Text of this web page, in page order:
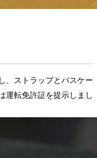
、ストラップとパスケー
運転免許証を提示しまし